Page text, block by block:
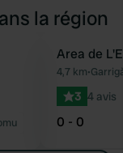
la région
Préféré
Area de
4,7 km•
3 4 avis
0 - 0